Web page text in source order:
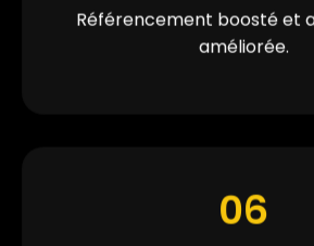
Référencement boosté et
améliorée.
06